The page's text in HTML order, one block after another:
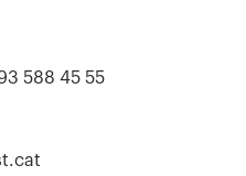
588 45 55